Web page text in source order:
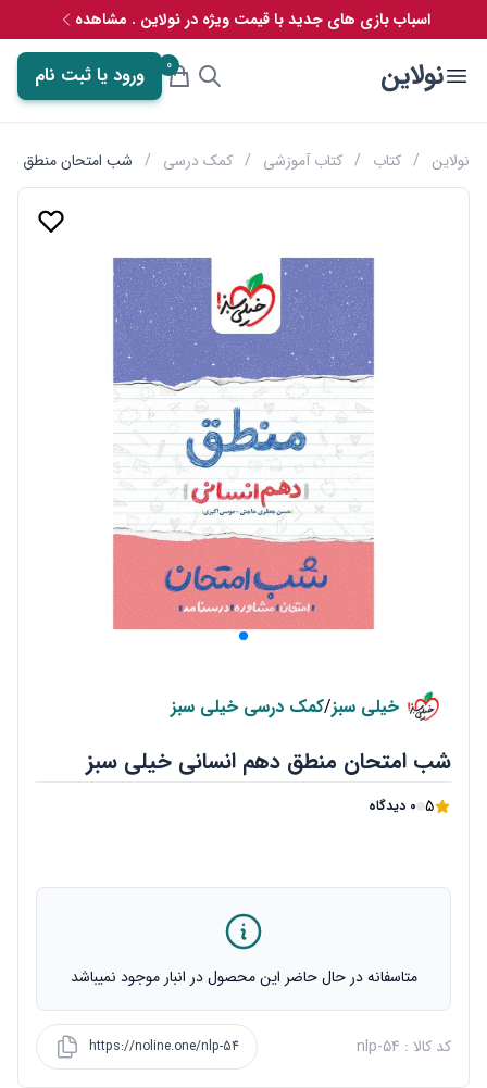
اسباب بازی های جدید با قیمت ویژه در نولاین . مشاهده
نولاین 0 ورود یا ثبت نام
نولاین / کتاب / کتاب آموزشی / کمک درسی / شب امتحان منطق
خیلی سبز/کمک درسی خیلی سبز
شب امتحان منطق دهم انسانی خیلی سبز
5 0 دیدگاه
متاسفانه در حال حاضر این محصول در انبار موجود نمیباشد
کد کالا : nlp-54 https://noline.one/nlp-54